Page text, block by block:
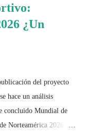
¿Un
del proyecto
hace un análisis
concluido Mundial de
Norteamérica 2026 ha